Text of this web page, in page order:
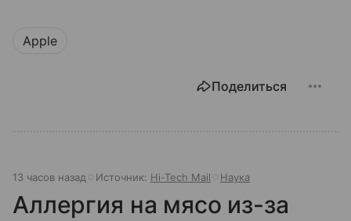
Apple
Поделиться
13 часов назад Источник: Hi-Tech Mail Наука
Аллергия на мясо из-за